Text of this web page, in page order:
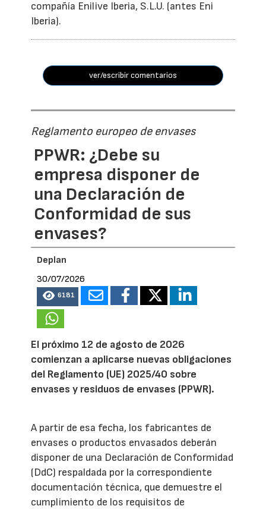
compañía Enilive Iberia, S.L.U. (antes Eni
Iberia).
ver/escribir comentarios
Reglamento europeo de envases
PPWR: ¿Debe su
empresa disponer de
una Declaración de
Conformidad de sus
envases?
Deplan
30/07/2026
6181
El próximo 12 de agosto de 2026
comienzan a aplicarse nuevas obligaciones
del Reglamento (UE) 2025/40 sobre
envases y residuos de envases (PPWR).
A partir de esa fecha, los fabricantes de
envases o productos envasados deberán
disponer de una Declaración de Conformidad
(DdC) respaldada por la correspondiente
documentación técnica, que demuestre el
cumplimiento de los requisitos de